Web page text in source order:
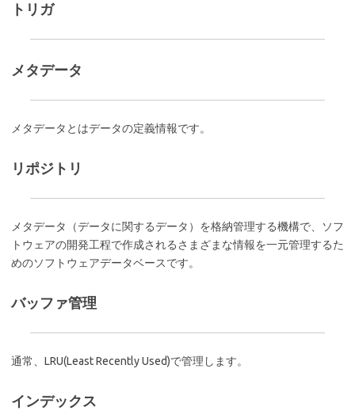
トリガ
メタデータ
メタデータとはデータの定義情報です。
リポジトリ
メタデータ（データに関するデータ）を格納管理する機構で、ソフ
トウェアの開発工程で作成されるさまざまな情報を一元管理するた
めのソフトウェアデータベースです。
バッファ管理
通常、LRU(Least Recently Used)で管理します。
インデックス